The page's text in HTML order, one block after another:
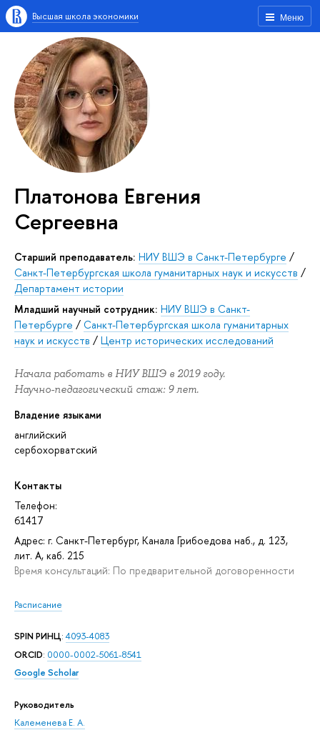
Меню
Высшая школа экономики
Платонова Евгения
Сергеевна
Старший преподаватель: НИУ ВШЭ в Санкт-Петербурге /
Санкт-Петербургская школа гуманитарных наук и искусств /
Департамент истории
Младший научный сотрудник: НИУ ВШЭ в Санкт-
Петербурге / Санкт-Петербургская школа гуманитарных
наук и искусств / Центр исторических исследований
Начала работать в НИУ ВШЭ в 2019 году.
Научно-педагогический стаж: 9 лет.
Владение языками
английский
сербохорватский
Контакты
Телефон:
61417
Адрес: г. Санкт-Петербург, Канала Грибоедова наб., д. 123,
лит. А, каб. 215
Время консультаций: По предварительной договоренности
Расписание
SPIN РИНЦ:4093-4083
ORCID: 0000-0002-5061-8541
Google Scholar
Руководитель
Калеменева Е. А.